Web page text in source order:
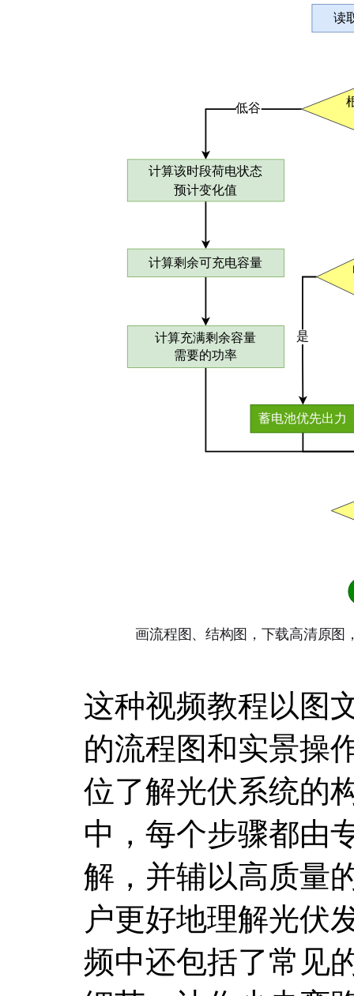
这种视频教程以图
的流程图和实景操
位了解光伏系统的
中，每个步骤都由
解，并辅以高质量
户更好地理解光伏
频中还包括了常见